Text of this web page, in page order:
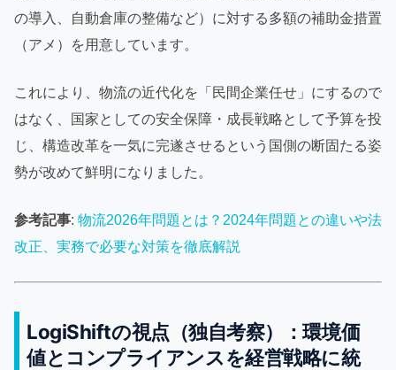
の導入、自動倉庫の整備など）に対する多額の補助金措置
（アメ）を用意しています。
これにより、物流の近代化を「民間企業任せ」にするので
はなく、国家としての安全保障・成長戦略として予算を投
じ、構造改革を一気に完遂させるという国側の断固たる姿
勢が改めて鮮明になりました。
参考記事: 物流2026年問題とは？2024年問題との違いや法
改正、実務で必要な対策を徹底解説
LogiShiftの視点（独自考察）：環境価
値とコンプライアンスを経営戦略に統